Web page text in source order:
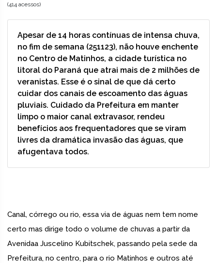
(414 acessos)
Apesar de 14 horas contínuas de intensa chuva,
no fim de semana (251123), não houve enchente
no Centro de Matinhos, a cidade turística no
litoral do Paraná que atrai mais de 2 milhões de
veranistas. Esse é o sinal de que dá certo
cuidar dos canais de escoamento das águas
pluviais. Cuidado da Prefeitura em manter
limpo o maior canal extravasor, rendeu
benefícios aos frequentadores que se viram
livres da dramática invasão das águas, que
afugentava todos.
Canal, córrego ou rio, essa via de águas nem tem nome
certo mas dirige todo o volume de chuvas a partir da
Avenidaa Juscelino Kubitschek, passando pela sede da
Prefeitura, no centro, para o rio Matinhos e outros até